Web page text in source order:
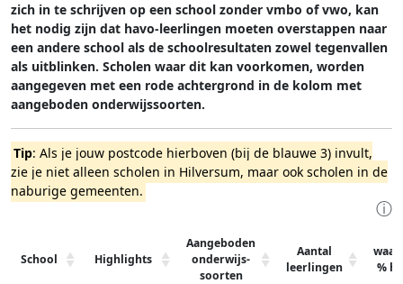
zich in te schrijven op een school zonder vmbo of vwo, kan
het nodig zijn dat havo-leerlingen moeten overstappen naar
een andere school als de schoolresultaten zowel tegenvallen
als uitblinken. Scholen waar dit kan voorkomen, worden
aangegeven met een rode achtergrond in de kolom met
aangeboden onderwijssoorten.
Tip: Als je jouw postcode hierboven (bij de blauwe 3) invult,
zie je niet alleen scholen in Hilversum, maar ook scholen in de
naburige gemeenten.
ⓘ
School Highlights
Aangeboden
onderwijs-
soorten
Aantal
leerlingen
%